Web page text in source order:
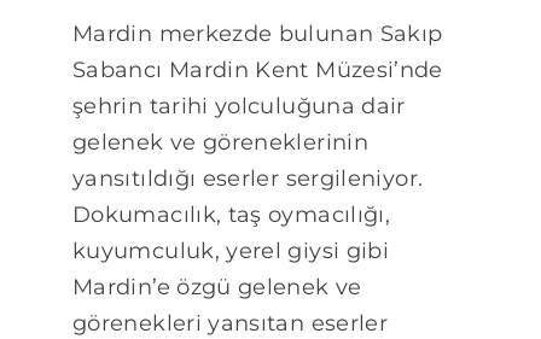
Mardin merkezde bulunan Sakıp
Sabancı Mardin Kent Müzesi’nde
şehrin tarihi yolculuğuna dair
gelenek ve göreneklerinin
yansıtıldığı eserler sergileniyor.
Dokumacılık, taş oymacılığı,
kuyumculuk, yerel giysi gibi
Mardin’e özgü gelenek ve
görenekleri yansıtan eserler